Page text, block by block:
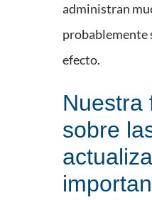
administran
probablemente
efecto.
Nuestra
sobre